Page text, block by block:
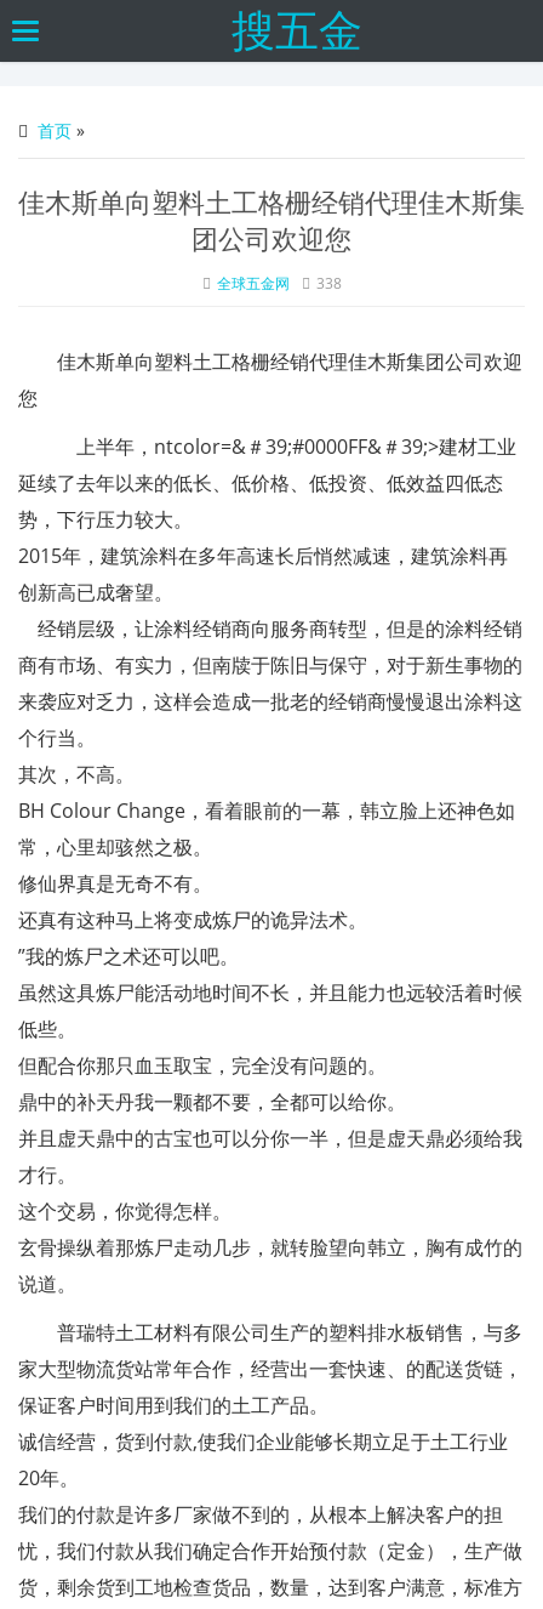
Toggle
搜五金
首页 »
佳木斯单向塑料土工格栅经销代理佳木斯集
团公司欢迎您
全球五金网 338
佳木斯单向塑料土工格栅经销代理佳木斯集团公司欢迎
您
上半年，ntcolor=&＃39;#0000FF&＃39;>建材工业
延续了去年以来的低长、低价格、低投资、低效益四低态
势，下行压力较大。
2015年，建筑涂料在多年高速长后悄然减速，建筑涂料再
创新高已成奢望。
经销层级，让涂料经销商向服务商转型，但是的涂料经销
商有市场、有实力，但南牍于陈旧与保守，对于新生事物的
来袭应对乏力，这样会造成一批老的经销商慢慢退出涂料这
个行当。
其次，不高。
BH Colour Change，看着眼前的一幕，韩立脸上还神色如
常，心里却骇然之极。
修仙界真是无奇不有。
还真有这种马上将变成炼尸的诡异法术。
”我的炼尸之术还可以吧。
虽然这具炼尸能活动地时间不长，并且能力也远较活着时候
低些。
但配合你那只血玉取宝，完全没有问题的。
鼎中的补天丹我一颗都不要，全都可以给你。
并且虚天鼎中的古宝也可以分你一半，但是虚天鼎必须给我
才行。
这个交易，你觉得怎样。
玄骨操纵着那炼尸走动几步，就转脸望向韩立，胸有成竹的
说道。
普瑞特土工材料有限公司生产的塑料排水板销售，与多
家大型物流货站常年合作，经营出一套快速、的配送货链，
保证客户时间用到我们的土工产品。
诚信经营，货到付款,使我们企业能够长期立足于土工行业
20年。
我们的付款是许多厂家做不到的，从根本上解决客户的担
忧，我们付款从我们确定合作开始预付款（定金），生产做
货，剩余货到工地检查货品，数量，达到客户满意，标准方